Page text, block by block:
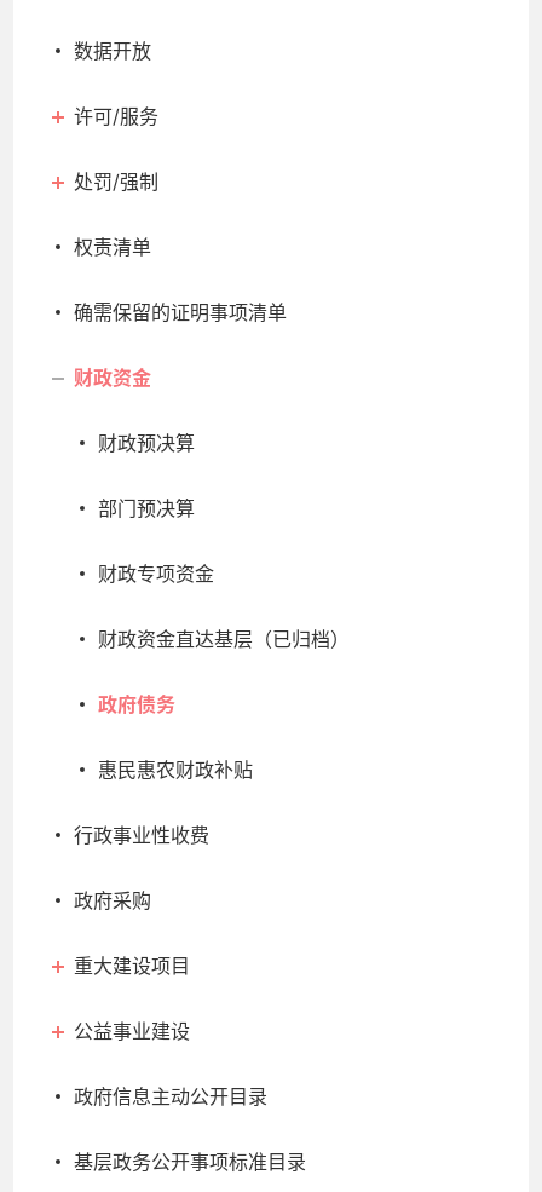
数据开放
许可/服务
处罚/强制
权责清单
确需保留的证明事项清单
财政资金
财政预决算
部门预决算
财政专项资金
财政资金直达基层（已归档）
政府债务
惠民惠农财政补贴
行政事业性收费
政府采购
重大建设项目
公益事业建设
政府信息主动公开目录
基层政务公开事项标准目录